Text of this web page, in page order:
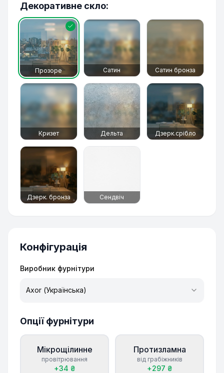
Декоративне скло:
Прозоре Сатин Сатин бронза
Кризет Дельта Дзерк.срібло
Дзерк. бронза Сендвіч
Конфігурація
Виробник фурнітури
Axor (Українська)
Опції фурнітури
Мікрощілинне
провітрювання
+34 ₴
Протизламна
від грабіжників
+297 ₴